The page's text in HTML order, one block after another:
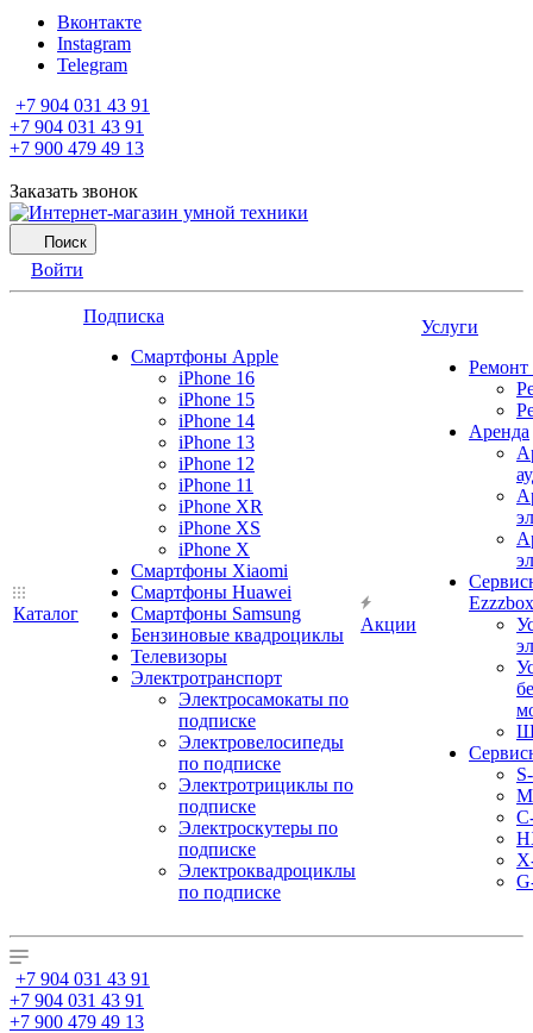
Вконтакте
Instagram
Telegram
+7 904 031 43 91
+7 904 031 43 91
+7 900 479 49 13
Заказать звонок
Поиск
Войти
Каталог
Подписка
Смартфоны Apple
iPhone 16
iPhone 15
iPhone 14
iPhone 13
iPhone 12
iPhone 11
iPhone XR
iPhone XS
iPhone X
Смартфоны Xiaomi
Смартфоны Huawei
Смартфоны Samsung
Бензиновые квадроциклы
Телевизоры
Электротранспорт
Электросамокаты по
подписке
Электровелосипеды
по подписке
Электротрициклы по
подписке
Электроскутеры по
подписке
Электроквадроциклы
по подписке
Акции
Услуги
Ремонт
Аренда
Ezzzbox
+7 904 031 43 91
+7 904 031 43 91
+7 900 479 49 13